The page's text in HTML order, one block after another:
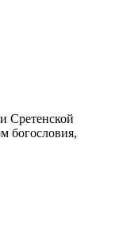
Сретенской
богословия,